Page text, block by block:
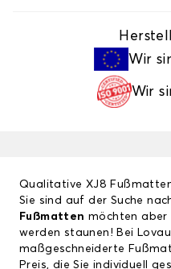
Wir
Wir
Qualitative XJ8
Sie sind auf der Suche
Fußmattenmöchten aber
werden staunen! Bei
maßgeschneiderte
Preis, die Sie individuell